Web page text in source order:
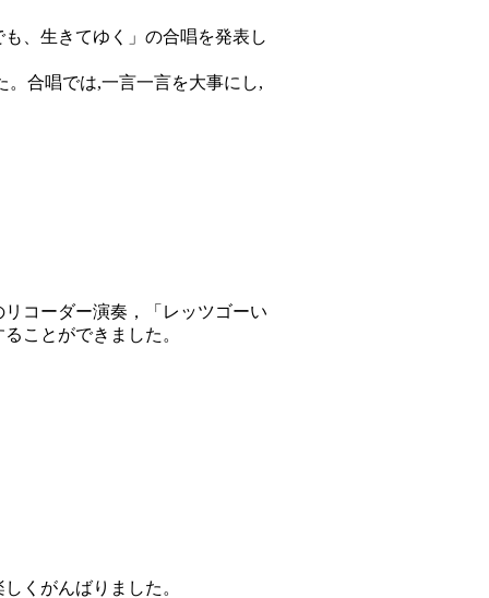
、生きてゆく」の合唱を発表し
合唱では,一言一言を大事にし,
コーダー演奏，「レッツゴーい
ことができました。
くがんばりました。